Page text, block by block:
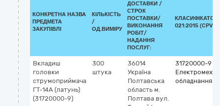
КОНКРЕТНА НАЗВА
ПРЕДМЕТА
ЗАКУПІВЛІ
КІЛЬКІСТЬ
/
ОД.ВИМІРУ
ДОСТАВКИ /
СТРОК
ПОСТАВКИ/
ВИКОНАННЯ
РОБІТ/
НАДАННЯ
ПОСЛУГ:
КЛАСИФІКАТОР
021:2015 (CPV)
Вкладиш
головки
струмоприймача
ГТ-14А (латунь)
(31720000-9)
300
штука
36014
Україна
Полтавська
область м.
Полтава вул.
31720000-9
обладнання